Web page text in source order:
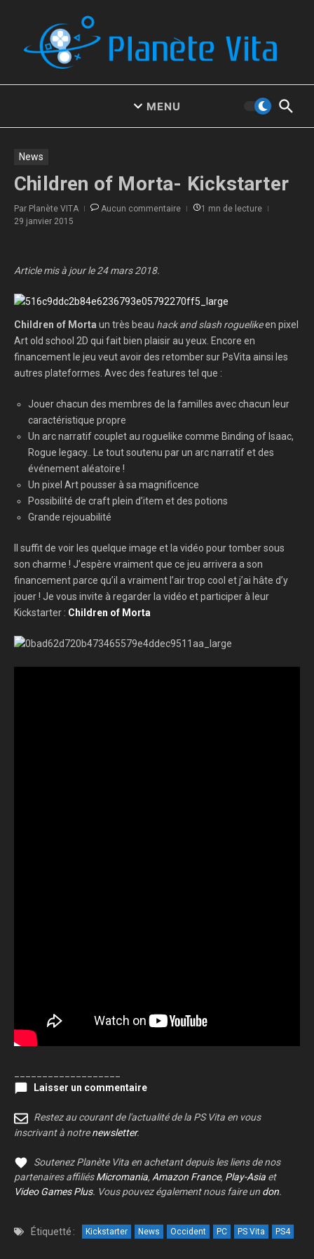
MENU
News
Children of Morta- Kickstarter
Par Planète VITA Aucun commentaire
1 mn de lecture
29 janvier 2015
Article mis à jour le 24 mars 2018.
Children of Morta un très beau hack and slash roguelikeen pixel
Art old school 2D qui fait bien plaisir au yeux. Encore en
financement le jeu veut avoir des retomber sur PsVita ainsi les
autres plateformes. Avec des features tel que :
Jouer chacun des membres de la familles avec chacun leur
caractéristique propre
Un arc narratif couplet au roguelike comme Binding of Isaac,
Rogue legacy.. Le tout soutenu par un arc narratif et des
événement aléatoire !
Un pixel Art pousser à sa magnificence
Possibilité de craft plein d’item et des potions
Grande rejouabilité
Il suffit de voir les quelque image et la vidéo pour tomber sous
son charme ! J’espère vraiment que ce jeu arrivera a son
financement parce qu’il a vraiment l’air trop cool et j’ai hâte d’y
jouer ! Je vous invite à regarder la vidéo et participer à leur
Kickstarter : Children of Morta
Laisser un commentaire
Restez au courant de l'actualité de la PS Vita en vous
inscrivant à notrenewsletter.
Soutenez Planète Vita en achetant depuis les liens de nos
partenaires affiliésMicromania, Amazon France, Play-Asia et
Video Games Plus. Vous pouvez également nous faire un don.
Étiquetté : Kickstarter News Occident PC PS Vita PS4